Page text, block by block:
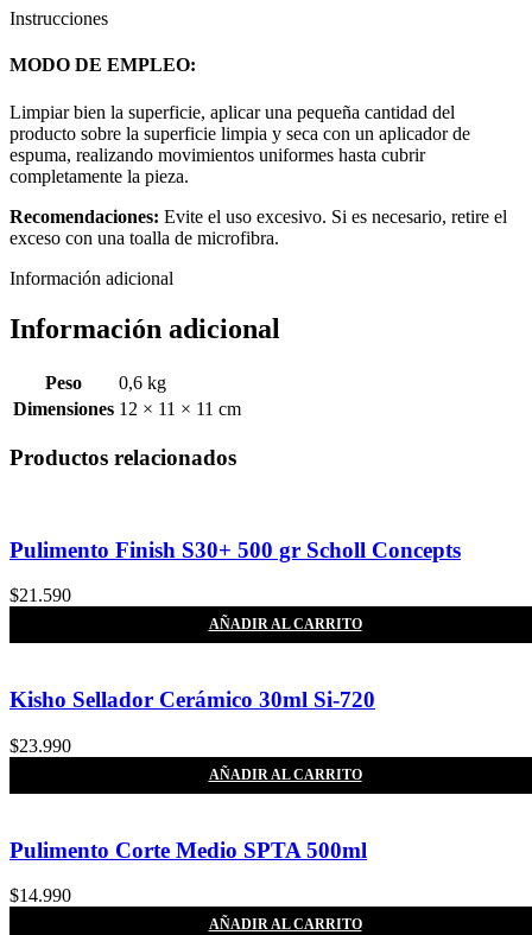
Instrucciones
MODO DE EMPLEO:
Limpiar bien la superficie, aplicar una pequeña cantidad del
producto sobre la superficie limpia y seca con un aplicador de
espuma, realizando movimientos uniformes hasta cubrir
completamente la pieza.
Recomendaciones: Evite el uso excesivo. Si es necesario, retire el
exceso con una toalla de microfibra.
Información adicional
Información adicional
Peso
0,6 kg
Dimensiones 12 × 11 × 11 cm
Productos relacionados
Pulimento Finish S30+ 500 gr Scholl Concepts
$21.590
AÑADIR AL CARRITO
Kisho Sellador Cerámico 30ml Si-720
$23.990
AÑADIR AL CARRITO
Pulimento Corte Medio SPTA 500ml
$14.990
AÑADIR AL CARRITO